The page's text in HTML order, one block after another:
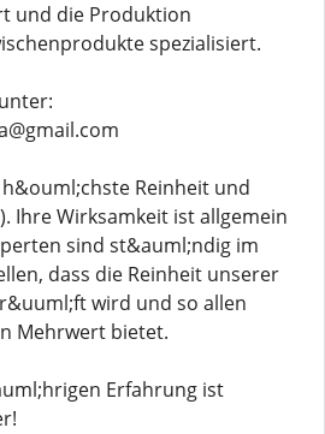
und die Produktion
spezialisiert.
Reinheit und
Ihre Wirksamkeit ist allgemein
sind st&auml;ndig im
dass die Reinheit unserer
wird und so allen
Mehrwert bietet.
Erfahrung ist